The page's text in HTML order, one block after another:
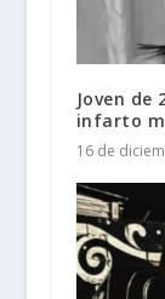
Joven de
infarto
16 de